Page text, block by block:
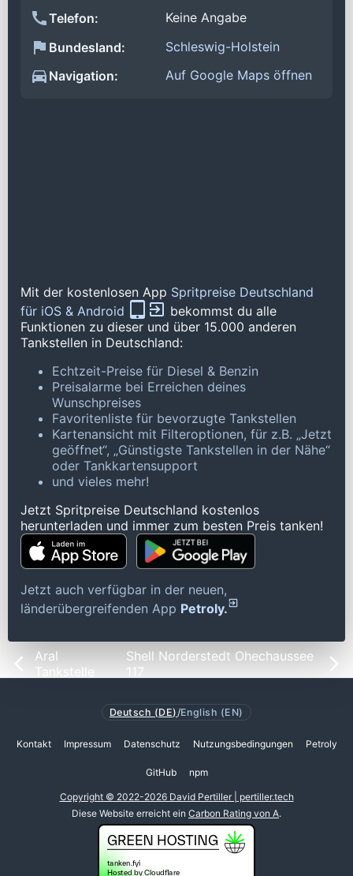
Telefon:
Keine Angabe
Bundesland:
Schleswig-Holstein
Navigation:
Auf Google Maps öffnen
Mit der kostenlosen App Spritpreise Deutschland
für iOS & Android
bekommst du alle
Funktionen zu dieser und über 15.000 anderen
Tankstellen in Deutschland:
Echtzeit-Preise für Diesel & Benzin
Preisalarme bei Erreichen deines
Wunschpreises
Favoritenliste für bevorzugte Tankstellen
Kartenansicht mit Filteroptionen, für z.B. „Jetzt
geöffnet“, „Günstigste Tankstellen in der Nähe“
oder Tankkartensupport
und vieles mehr!
Jetzt Spritpreise Deutschland kostenlos
herunterladen und immer zum besten Preis tanken!
Jetzt auch verfügbar in der neuen,
länderübergreifenden App Petroly.
Aral
Tankstelle
Shell Norderstedt Ohechaussee
117
Deutsch (DE) /English (EN)
Kontakt Impressum Datenschutz Nutzungsbedingungen Petroly
GitHub npm
Copyright © 2022-2026 David Pertiller | pertiller.tech
Diese Website erreicht ein Carbon Rating von A.